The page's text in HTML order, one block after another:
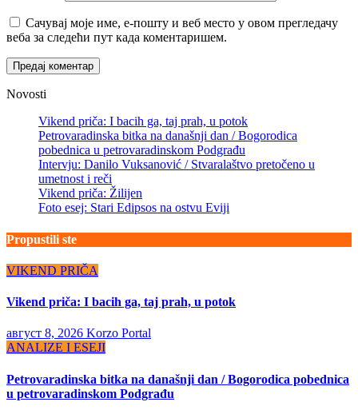
Сачувај моје име, е-пошту и веб место у овом прегледачу
веба за следећи пут када коментаришем.
Novosti
Vikend priča: I bacih ga, taj prah, u potok
Petrovaradinska bitka na današnji dan / Bogorodica
pobednica u petrovaradinskom Podgrađu
Intervju: Danilo Vuksanović / Stvaralaštvo pretočeno u
umetnost i reči
Vikend priča: Žilijen
Foto esej: Stari Edipsos na ostvu Eviji
Propustili ste
VIKEND PRIČA
Vikend priča: I bacih ga, taj prah, u potok
август 8, 2026 Korzo Portal
ANALIZE I ESEJI
Petrovaradinska bitka na današnji dan / Bogorodica pobednica
u petrovaradinskom Podgrađu